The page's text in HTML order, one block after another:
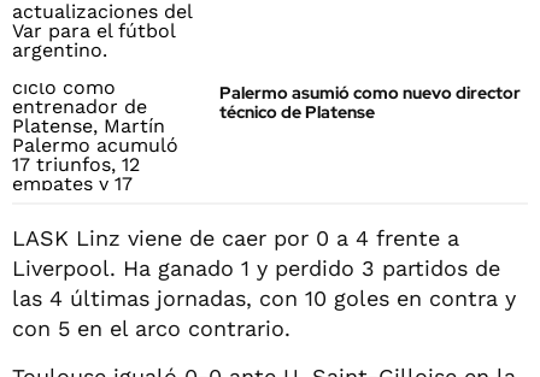
Palermo asumió como nuevo director
técnico de Platense
LASK Linz viene de caer por 0 a 4 frente a
Liverpool. Ha ganado 1 y perdido 3 partidos de
las 4 últimas jornadas, con 10 goles en contra y
con 5 en el arco contrario.